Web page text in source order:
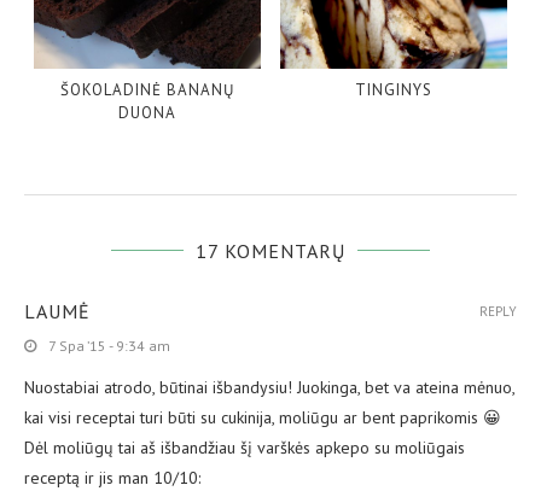
ŠOKOLADINĖ BANANŲ
DUONA
TINGINYS
17 KOMENTARŲ
LAUMĖ
7 Spa ’15 - 9:34 am
Nuostabiai atrodo, būtinai išbandysiu! Juokinga, bet va ateina mėnuo,
kai visi receptai turi būti su cukinija, moliūgu ar bent paprikomis 😀
Dėl moliūgų tai aš išbandžiau šį varškės apkepo su moliūgais
receptą ir jis man 10/10:
REPLY